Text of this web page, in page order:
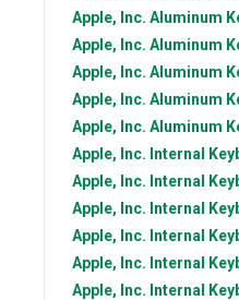
Apple, Inc. Aluminum
Apple, Inc. Aluminum
Apple, Inc. Aluminum
Apple, Inc. Aluminum
Apple, Inc. Aluminum
Apple, Inc. Internal
Apple, Inc. Internal
Apple, Inc. Internal
Apple, Inc. Internal
Apple, Inc. Internal
Apple, Inc. Internal